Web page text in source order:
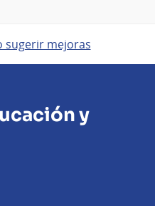
sugerir mejoras
y